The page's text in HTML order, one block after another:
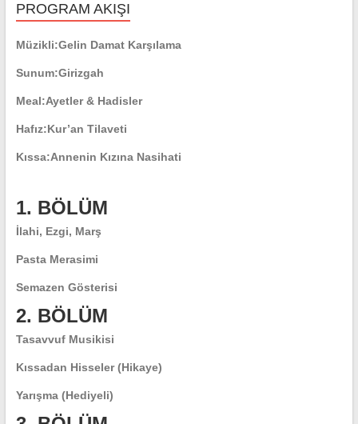
PROGRAM AKIŞI
Müzikli:Gelin Damat Karşılama
Sunum:Girizgah
Meal:Ayetler & Hadisler
Hafız:Kur’an Tilaveti
Kıssa:Annenin Kızına Nasihati
1. BÖLÜM
İlahi, Ezgi, Marş
Pasta Merasimi
Semazen Gösterisi
2. BÖLÜM
Tasavvuf Musikisi
Kıssadan Hisseler (Hikaye)
Yarışma (Hediyeli)